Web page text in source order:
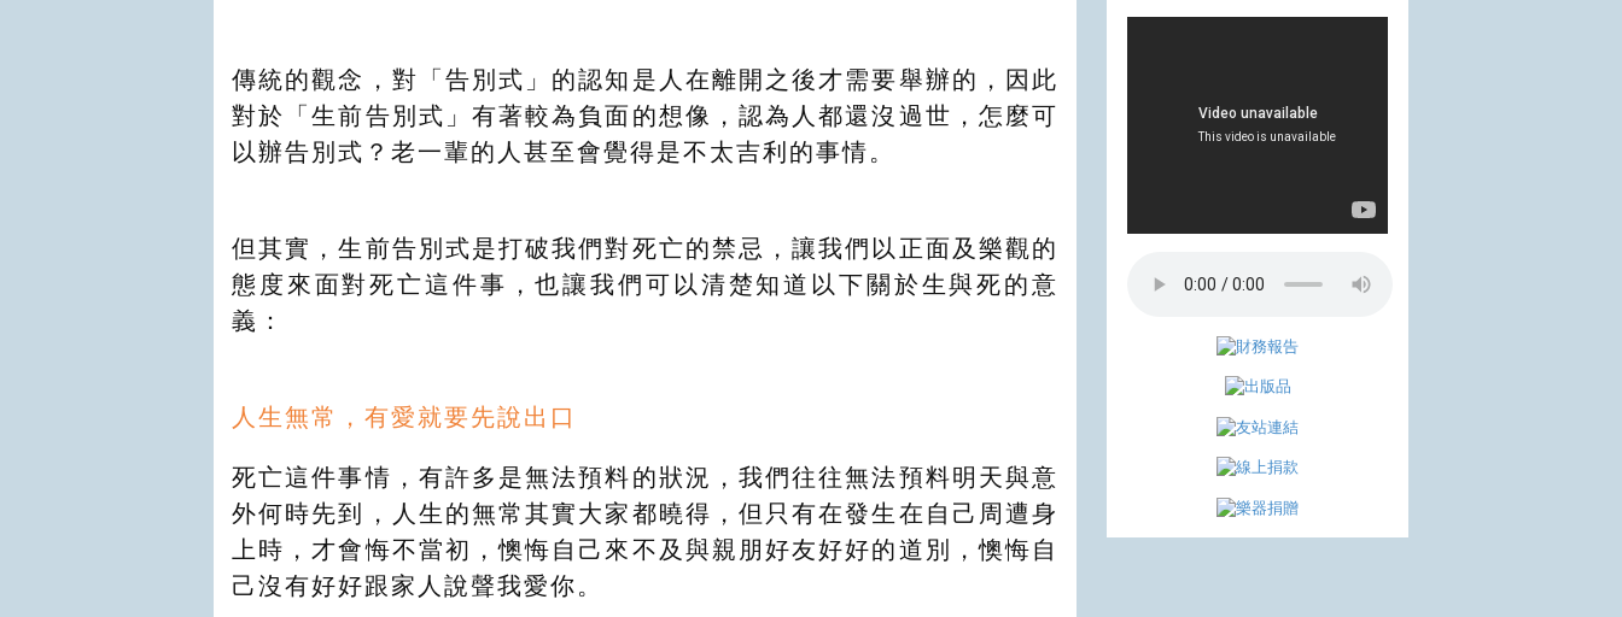
傳統的觀念，對「告別式」的認知是人在離開之後才需要舉辦的，因此
對於「生前告別式」有著較為負面的想像，認為人都還沒過世，怎麼可
以辦告別式？老一輩的人甚至會覺得是不太吉利的事情。
但其實，生前告別式是打破我們對死亡的禁忌，讓我們以正面及樂觀的
態度來面對死亡這件事，也讓我們可以清楚知道以下關於生與死的意
義：
人生無常，有愛就要先說出口
死亡這件事情，有許多是無法預料的狀況，我們往往無法預料明天與意
外何時先到，人生的無常其實大家都曉得，但只有在發生在自己周遭身
上時，才會悔不當初，懊悔自己來不及與親朋好友好好的道別，懊悔自
己沒有好好跟家人說聲我愛你。